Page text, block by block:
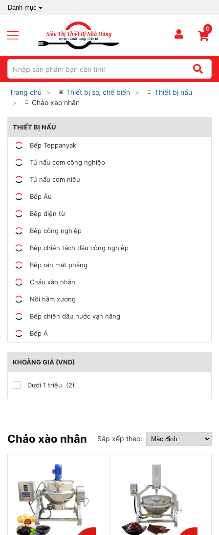
Danh mục
0
Trang chủ Thiết bị sơ, chế biến
Thiết bị nấu
Chảo xào nhân
THIẾT BỊ NẤU
Bếp Teppanyaki
Tủ nấu cơm công nghiệp
Tủ nấu cơm niêu
Bếp Âu
Bếp điện từ
Bếp công nghiệp
Bếp chiên tách dầu công nghiệp
Bếp rán mặt phẳng
Chảo xào nhân
Nồi hầm xương
Bếp chiên dầu nước vạn năng
Bếp Á
KHOẢNG GIÁ (VND)
Dưới 1 triệu (2)
Chảo xào nhân Sắp xếp theo: